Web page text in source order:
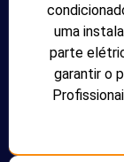
uma
parte
garantir o